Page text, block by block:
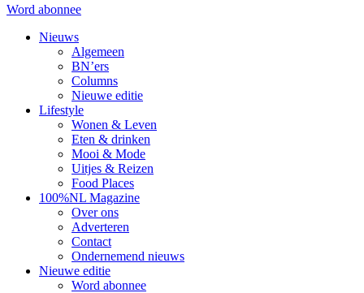
Word abonnee
Nieuws
Algemeen
BN’ers
Columns
Nieuwe editie
Lifestyle
Wonen & Leven
Eten & drinken
Mooi & Mode
Uitjes & Reizen
Food Places
100%NL Magazine
Over ons
Adverteren
Contact
Ondernemend nieuws
Nieuwe editie
Word abonnee